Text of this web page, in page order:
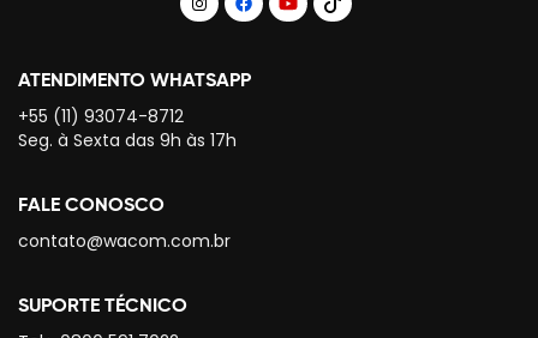
ATENDIMENTO WHATSAPP
+55 (11) 93074-8712
Seg. à Sexta das 9h às 17h
FALE CONOSCO
contato@wacom.com.br
SUPORTE TÉCNICO